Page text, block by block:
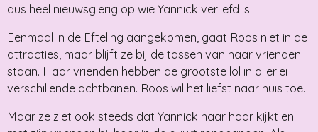
dus heel nieuwsgierig op wie Yannick verliefd is.
Eenmaal in de Efteling aangekomen, gaat Roos niet in de
attracties, maar blijft ze bij de tassen van haar vrienden
staan. Haar vrienden hebben de grootste lol in allerlei
verschillende achtbanen. Roos wil het liefst naar huis toe.
Maar ze ziet ook steeds dat Yannick naar haar kijkt en